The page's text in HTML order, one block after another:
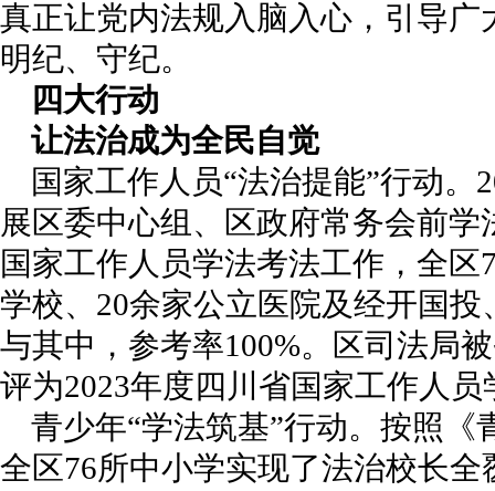
真正让党内法规入脑入心，引导
明纪、守纪。
四大行动
让法治成为全民自觉
国家工作人员“法治提能”行动
展区委中心组、区政府常务会前
国家工作人员学法考法工作，全
学校、20余家公立医院及经开国
与其中，参考率100%。区司法局
评为2023年度四川省国家工作人
青少年“学法筑基”行动。按照
全区76所中小学实现了法治校长